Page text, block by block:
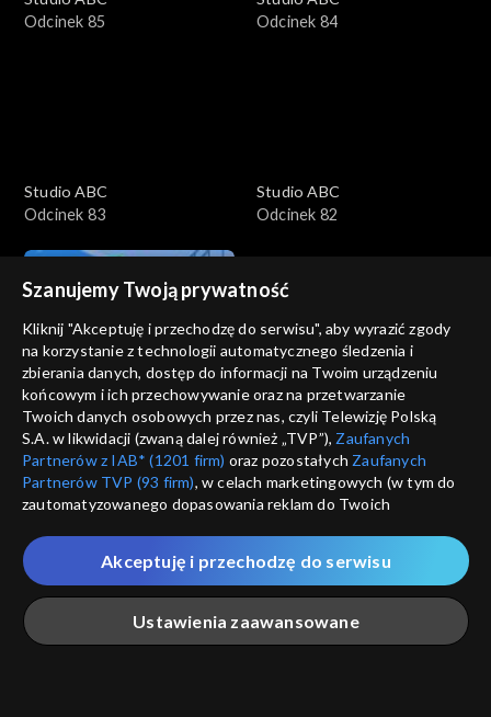
Odcinek 85
Odcinek 84
Studio ABC
Odcinek 83
Studio ABC
Odcinek 82
Studio ABC
Odcinek 81
Studio ABC
Odcinek 80
Studio ABC
Odcinek 79
Studio ABC
Odcinek 78
Szanujemy Twoją prywatność
Kliknij "Akceptuję i przechodzę do serwisu", aby wyrazić zgody
na korzystanie z technologii automatycznego śledzenia i
zbierania danych, dostęp do informacji na Twoim urządzeniu
końcowym i ich przechowywanie oraz na przetwarzanie
Twoich danych osobowych przez nas, czyli Telewizję Polską
S.A. w likwidacji (zwaną dalej również „TVP”), Zaufanych
Partnerów z IAB* (1201 firm) oraz pozostałych Zaufanych
Partnerów TVP (93 firm), w celach marketingowych (w tym do
zautomatyzowanego dopasowania reklam do Twoich
które wskazujemy poniżej, a także zgody na udostępnianie
przez nas identyfikatora PPID do Google.
Twoje dane osobowe zbierane podczas odwiedzania przez
Ciebie naszych
poszczególnych serwisówzwanych dalej
„Portalem”, w tym informacje zapisywane za pomocą
Ustawienia zaawansowane
Akceptuję i przechodzę do serwisu